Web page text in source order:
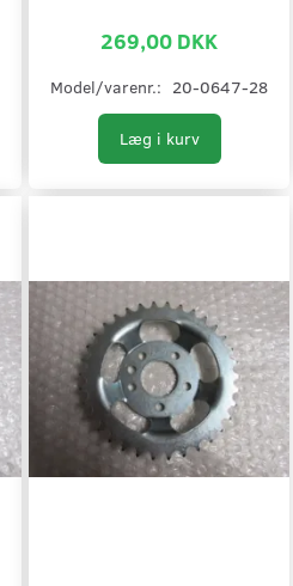
269,00 DKK
Model/varenr.: 20-0647-28
Læg i kurv